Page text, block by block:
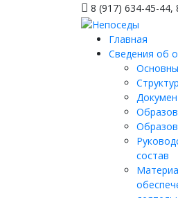
8 (917) 634-45-44,
Главная
Сведения об
состав